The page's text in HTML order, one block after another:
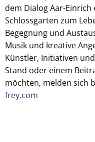
dem Dialog Aar-
Schlossgarten zum
Begegnung und
Musik und kreative
Künstler, Initiativen
Stand oder einem
möchten, melden sich
frey.com